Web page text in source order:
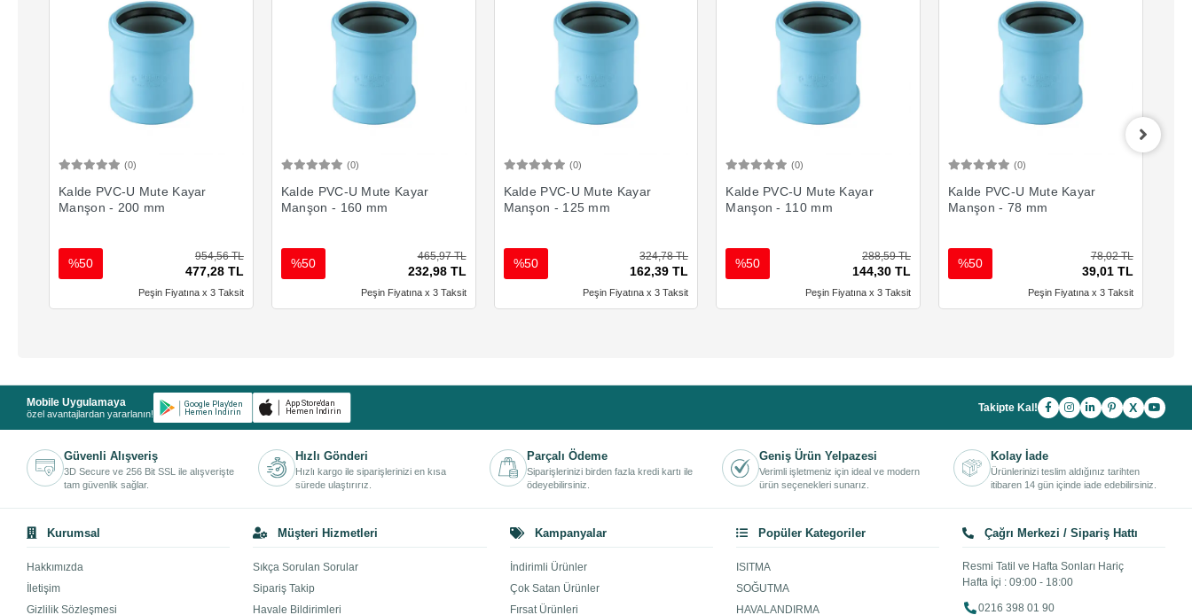
(0)
Kalde PVC-U Mute Kayar
Manşon - 200 mm
954,56 TL
477,28 TL
%50
Peşin Fiyatına x 3 Taksit
(0)
Kalde PVC-U Mute Kayar
Manşon - 160 mm
465,97 TL
232,98 TL
%50
Peşin Fiyatına x 3 Taksit
(0)
Kalde PVC-U Mute Kayar
Manşon - 125 mm
324,78 TL
162,39 TL
%50
Peşin Fiyatına x 3 Taksit
(0)
Kalde PVC-U Mute Kayar
Manşon - 110 mm
288,59 TL
144,30 TL
%50
Peşin Fiyatına x 3 Taksit
(0)
Kalde PVC-U Mute Kayar
Manşon - 78 mm
78,02 TL
39,01 TL
%50
Peşin Fiyatına x 3 Taksit
Mobile Uygulamaya
özel avantajlardan yararlanın! Takipte Kal! X
Güvenli Alışveriş
3D Secure ve 256 Bit SSL ile alışverişte
tam güvenlik sağlar.
Hızlı Gönderi
Hızlı kargo ile siparişlerinizi en kısa
sürede ulaştırırız.
Parçalı Ödeme
Siparişlerinizi birden fazla kredi kartı ile
ödeyebilirsiniz.
Geniş Ürün Yelpazesi
Verimli işletmeniz için ideal ve modern
ürün seçenekleri sunarız.
Kolay İade
Ürünlerinizi teslim aldığınız tarihten
itibaren 14 gün içinde iade edebilirsiniz.
Kurumsal
Hakkımızda
İletişim
Gizlilik Sözleşmesi
Müşteri Hizmetleri
Sıkça Sorulan Sorular
Sipariş Takip
Havale Bildirimleri
Kampanyalar
İndirimli Ürünler
Çok Satan Ürünler
Fırsat Ürünleri
Popüler Kategoriler
ISITMA
SOĞUTMA
HAVALANDIRMA
Çağrı Merkezi / Sipariş Hattı
Resmi Tatil ve Hafta Sonları Hariç
Hafta İçi : 09:00 - 18:00
0216 398 01 90